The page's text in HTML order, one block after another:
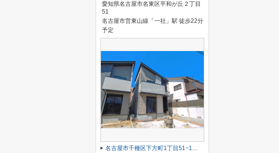
愛知県名古屋市名東区平和が丘２丁目
51
名古屋市営東山線「一社」駅 徒歩22分
予定
名古屋市千種区下方町1丁目51−1【仲介手数料無料】新築一戸建て 2号棟